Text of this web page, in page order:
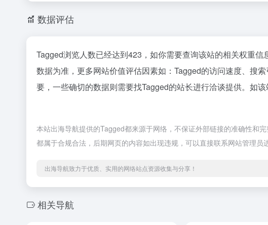
数据评估
Tagged浏览人数已经达到423，如你需要查询该站的相关权重信
数据为准，更多网站价值评估因素如：Tagged的访问速度、搜
要，一些确切的数据则需要找Tagged的站长进行洽谈提供。如该
本站出海导航提供的Tagged都来源于网络，不保证外部链接的准确性和
都属于合规合法，后期网页的内容如出现违规，可以直接联系网站管理员
出海导航致力于优质、实用的网络站点资源收集与分享！
相关导航